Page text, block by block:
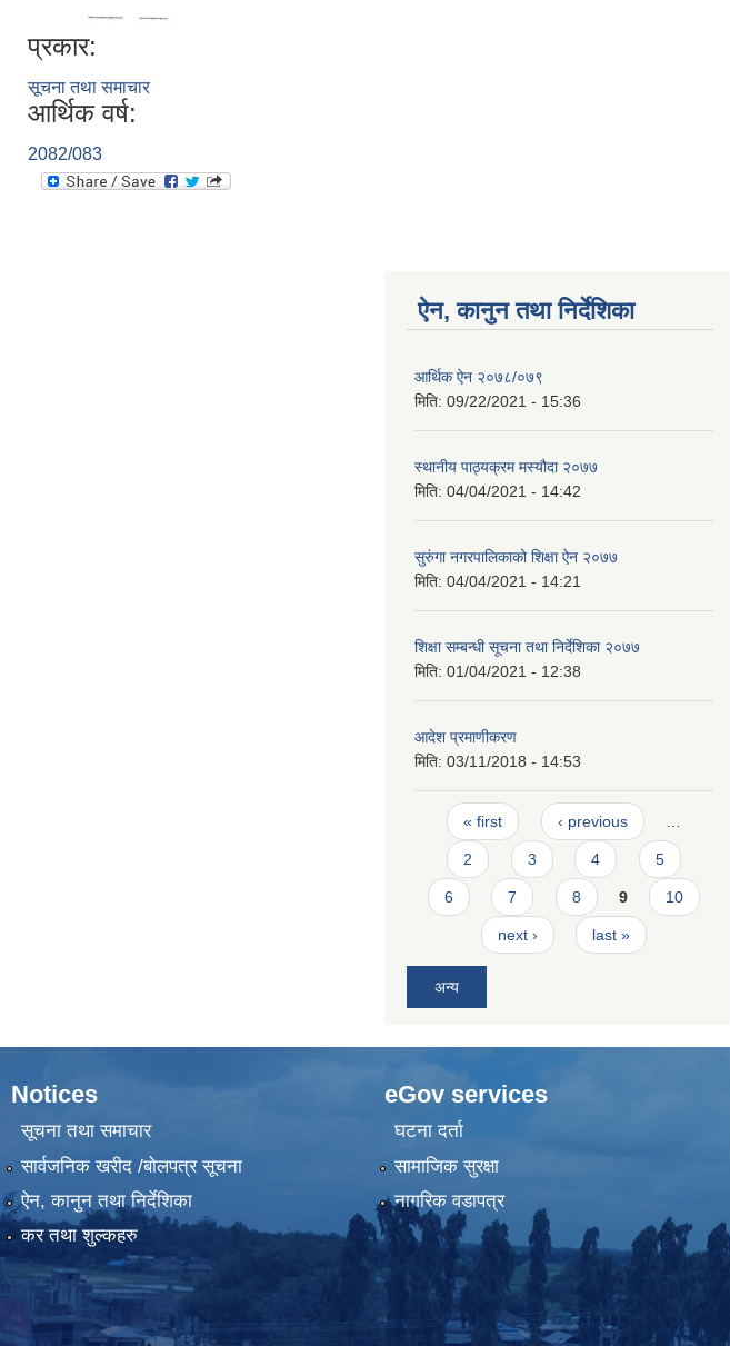
प्रकार:
सूचना तथा समाचार
आर्थिक वर्ष:
2082/083
ऐन, कानुन तथा निर्देशिका
आर्थिक ऐन २०७८/०७९
मिति: 09/22/2021 - 15:36
स्थानीय पाठ्यक्रम मस्यौदा २०७७
मिति: 04/04/2021 - 14:42
सुरुंगा नगरपालिकाको शिक्षा ऐन २०७७
मिति: 04/04/2021 - 14:21
शिक्षा सम्बन्धी सूचना तथा निर्देशिका २०७७
मिति: 01/04/2021 - 12:38
आदेश प्रमाणीकरण
मिति: 03/11/2018 - 14:53
Pages
« first ‹ previous …
2 3 4 5
6 7 8 9 10
next › last »
अन्य
Notices
सूचना तथा समाचार
सार्वजनिक खरीद /बोलपत्र सूचना
ऐन, कानुन तथा निर्देशिका
कर तथा शुल्कहरु
eGov services
घटना दर्ता
सामाजिक सुरक्षा
नागरिक वडापत्र